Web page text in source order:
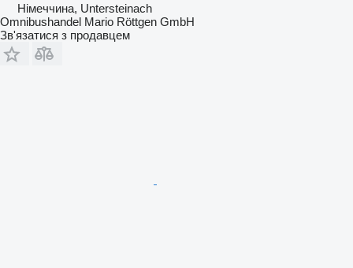
Німеччина, Untersteinach
Omnibushandel Mario Röttgen GmbH
Зв'язатися з продавцем